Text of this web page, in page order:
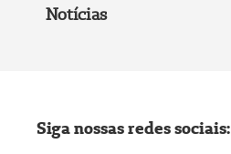
Notícias
Siga nossas redes sociais: